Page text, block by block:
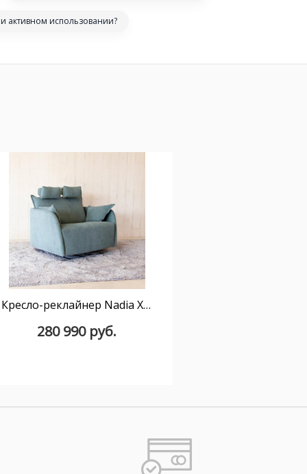
активном использовании?
Кресло-реклайнер Nadia XL 127 см с мотором
280 990 руб.